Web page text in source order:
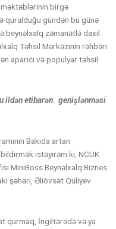
məktəblərinin birgə
qurulduğu gündən bu günə
beynəlxalq zəmanətlə daxil
Təhsil Mərkəzinin rəhbəri
aparıcı və populyar təhsil
ildən etibarən genişlənməsi
Bakıda artan
istəyirəm ki, NCUK
MiniBoss Beynəlxalq Biznes
şəhəri, Əliövsət Quliyev
qurmaq, İngiltərədə və ya